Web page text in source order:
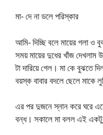
মা- দে না ডলে পরিস্কার
আমি- দিচ্ছি বলে মায়ের গলা
সময় মায়ের দুধের খাঁজ দেখলাম
টা দারিয়ে গেল। মা কে
বয়স্ক বাবার বদলে ছেলে মাকে
এর পর দুজনে স্নান করে ঘরে
বন্ধ। সকালে মা বলল এই একটু